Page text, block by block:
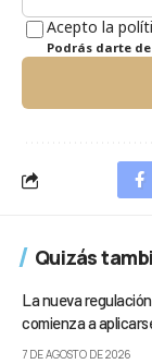
Acepto la
Podrás darte
Quizás
La nueva
comienza a
7 DE AGOSTO DE 2026